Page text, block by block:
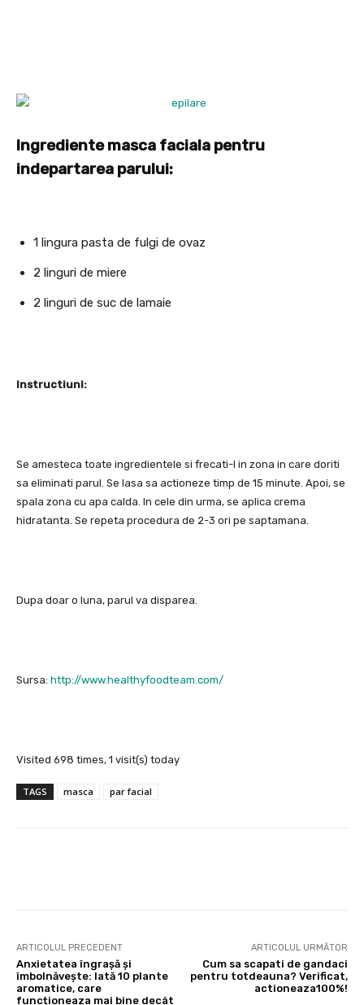
Ingrediente masca faciala pentru
indepartarea parului:
1 lingura pasta de fulgi de ovaz
2 linguri de miere
2 linguri de suc de lamaie
Instructiuni:
Se amesteca toate ingredientele si frecati-l in zona in care doriti
sa eliminati parul. Se lasa sa actioneze timp de 15 minute. Apoi, se
spala zona cu apa calda. In cele din urma, se aplica crema
hidratanta. Se repeta procedura de 2-3 ori pe saptamana.
Dupa doar o luna, parul va disparea.
Sursa: http://www.healthyfoodteam.com/
Visited 698 times, 1 visit(s) today
TAGS masca par facial
ARTICOLUL PRECEDENT
Anxietatea îngrașă și
îmbolnăvește: Iată 10 plante
aromatice, care
funcționeaza mai bine decât
ARTICOLUL URMĂTOR
Cum sa scapati de gandaci
pentru totdeauna? Verificat,
actioneaza100%!